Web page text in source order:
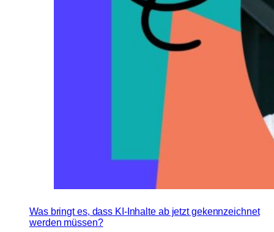
Was bringt es, dass KI-Inhalte ab jetzt gekennzeichnet
werden müssen?